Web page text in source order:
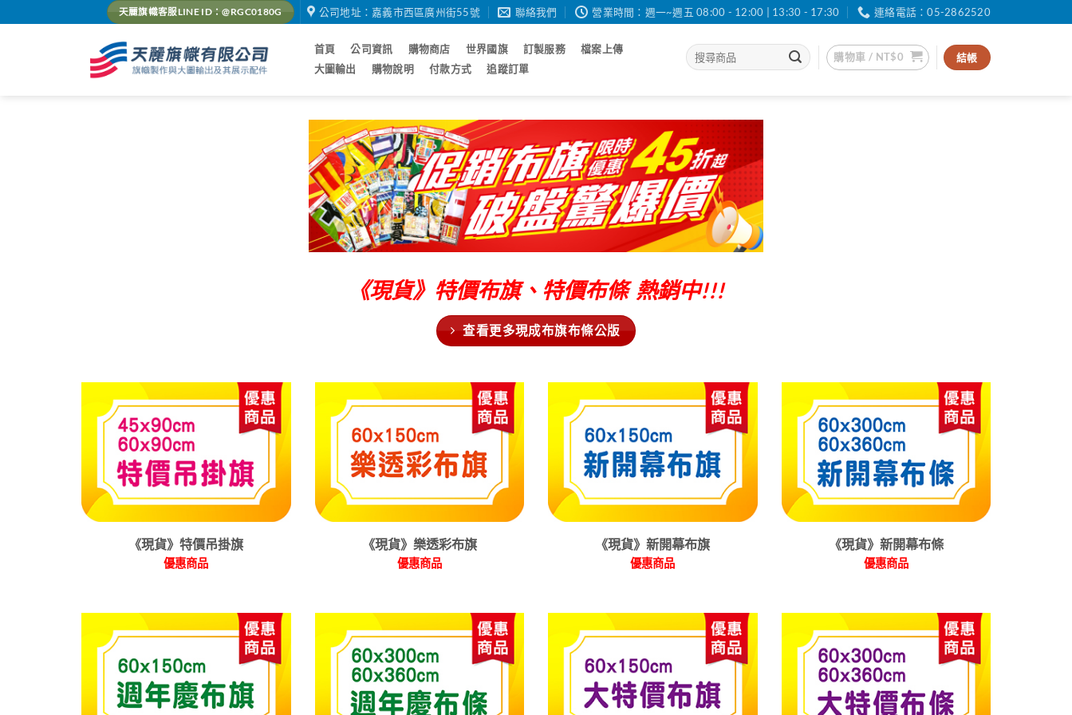
to
天麗旗幟客服LINE ID：@RGC0180G 公司地址：嘉義市西區廣州街55號 聯絡我們 營業時間：週一~週五 08:00 - 12:00 | 13:30 - 17:30 連絡電話：05-2862520
首頁 公司資訊 購物商店 世界國旗 訂製服務
檔案上傳
大圖輸出
購物說明 付款方式 追蹤訂單
搜
尋
購物車 / NT$0 結帳
《現貨》特價布旗、特價布條 熱銷中!!!
查看更多現成布旗布條公版
《現貨》特價吊掛旗
優惠商品
《現貨》樂透彩布旗
優惠商品
《現貨》新開幕布旗
優惠商品
《現貨》新開幕布條
優惠商品